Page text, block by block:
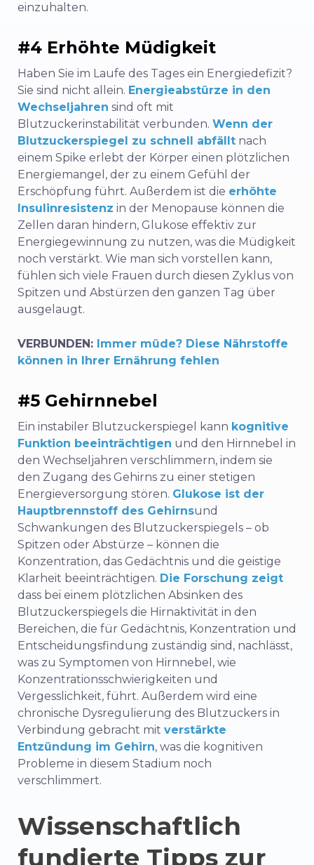
einzuhalten.
#4 Erhöhte Müdigkeit
Haben Sie im Laufe des Tages ein Energiedefizit?
Sie sind nicht allein. Energieabstürze in den
Wechseljahren sind oft mit
Blutzuckerinstabilität verbunden. Wenn der
Blutzuckerspiegel zu schnell abfällt nach
einem Spike erlebt der Körper einen plötzlichen
Energiemangel, der zu einem Gefühl der
Erschöpfung führt. Außerdem ist die erhöhte
Insulinresistenz in der Menopause können die
Zellen daran hindern, Glukose effektiv zur
Energiegewinnung zu nutzen, was die Müdigkeit
noch verstärkt. Wie man sich vorstellen kann,
fühlen sich viele Frauen durch diesen Zyklus von
Spitzen und Abstürzen den ganzen Tag über
ausgelaugt.
VERBUNDEN: Immer müde? Diese Nährstoffe
können in Ihrer Ernährung fehlen
#5 Gehirnnebel
Ein instabiler Blutzuckerspiegel kann kognitive
Funktion beeinträchtigen und den Hirnnebel in
den Wechseljahren verschlimmern, indem sie
den Zugang des Gehirns zu einer stetigen
Energieversorgung stören. Glukose ist der
Hauptbrennstoff des Gehirnsund
Schwankungen des Blutzuckerspiegels – ob
Spitzen oder Abstürze – können die
Konzentration, das Gedächtnis und die geistige
Klarheit beeinträchtigen. Die Forschung zeigt
dass bei einem plötzlichen Absinken des
Blutzuckerspiegels die Hirnaktivität in den
Bereichen, die für Gedächtnis, Konzentration und
Entscheidungsfindung zuständig sind, nachlässt,
was zu Symptomen von Hirnnebel, wie
Konzentrationsschwierigkeiten und
Vergesslichkeit, führt. Außerdem wird eine
chronische Dysregulierung des Blutzuckers in
Verbindung gebracht mit verstärkte
Entzündung im Gehirn, was die kognitiven
Probleme in diesem Stadium noch
verschlimmert.
Wissenschaftlich
fundierte Tipps zur